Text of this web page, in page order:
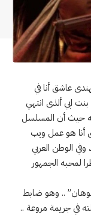
عاشق أنا في
ابي ألذى انتهي
عدد حلقات المسلسل ١١٠حلقه حيث أن المسلسل
أنا هو عمل ويب
الوطن العربي
لمحبه الجمهور
.. وهو ضابط
في جريمة مروعة ..